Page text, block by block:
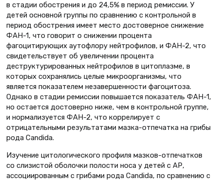
в стадии обострения и до 24,5% в период ремиссии. У
детей основной группы по сравнению с контрольной в
период обострения имеет место достоверное снижение
ФАН-1, что говорит о снижении процента
фагоцитирующих аутофлору нейтрофилов, и ФАН-2, что
свидетельствует об увеличении процента
деструктурированных нейтрофилов в цитоплазме, в
которых сохранялись целые микроорганизмы, что
является показателем незавершенности фагоцитоза.
Однако в стадии ремиссии повышается показатель ФАН-1,
но остается достоверно ниже, чем в контрольной группе,
и нормализуется ФАН-2, что коррелирует с
отрицательными результатами мазка-отпечатка на грибы
рода Candidа.
Изучение цитологического профиля мазков-отпечатков
со слизистой оболочки полости носа у детей с АР,
ассоциированным с грибами рода Candida, по сравнению с